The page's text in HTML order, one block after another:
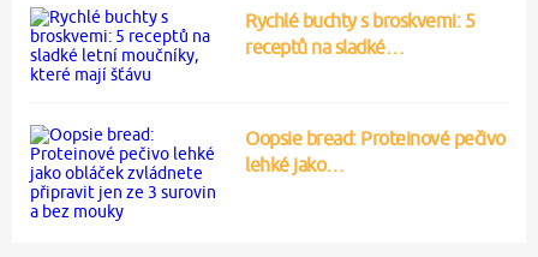
Rychlé buchty s broskvemi: 5
receptů na sladké…
Oopsie bread: Proteinové pečivo
lehké jako…